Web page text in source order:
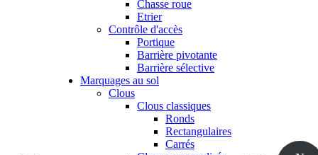
Chasse roue
Etrier
Contrôle d'accès
Portique
Barrière pivotante
Barrière sélective
Marquages au sol
Clous
Clous classiques
Ronds
Rectangulaires
Carrés